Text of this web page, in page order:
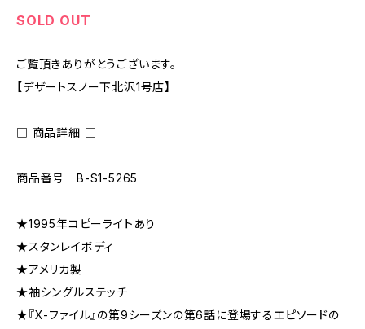
SOLD OUT
ご覧頂きありがとうございます。
【デザートスノー下北沢1号店】
□ 商品詳細 □
商品番号 B-S1-5265
★1995年コピーライトあり
★スタンレイボディ
★アメリカ製
★袖シングルステッチ
★『X-ファイル』の第9シーズンの第6話に登場するエピソードの